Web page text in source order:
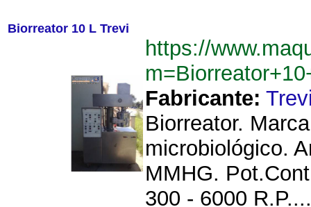
Biorreator 10 L Trevi
https://
Fabricante:
Biorreator.
microbiológico.
MMHG.
300 - 6000 R.P....